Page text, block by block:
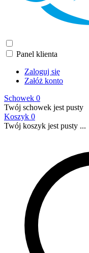
Panel klienta
Zaloguj się
Załóż konto
Schowek 0
Twój schowek jest pusty
Koszyk 0
Twój koszyk jest pusty ...